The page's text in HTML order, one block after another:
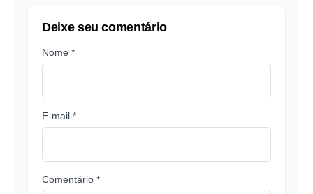
Deixe seu comentário
Nome *
E-mail *
Comentário *